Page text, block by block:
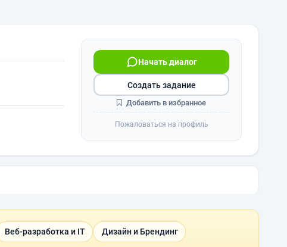
Начать диалог
Создать задание
Добавить в избранное
Пожаловаться на профиль
Веб-разработка и IT Дизайн и Брендинг